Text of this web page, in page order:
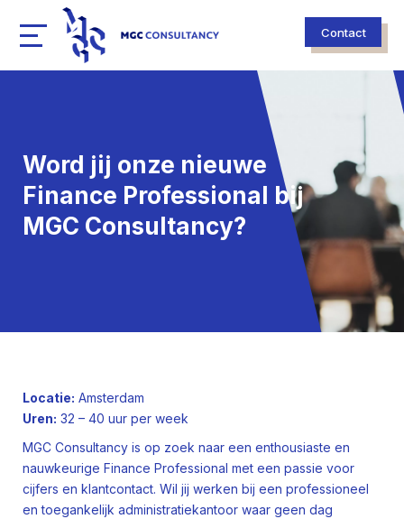
Contact
Word jij onze nieuwe
Finance Professional bij
MGC Consultancy?
Locatie: Amsterdam
Uren: 32 – 40 uur per week
MGC Consultancy is op zoek naar een enthousiaste en
nauwkeurige Finance Professional met een passie voor
cijfers en klantcontact. Wil jij werken bij een professioneel
en toegankelijk administratiekantoor waar geen dag